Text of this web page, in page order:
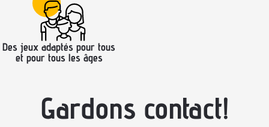
Des jeux adaptés pour tous
et pour tous les âges
Gardons contact!